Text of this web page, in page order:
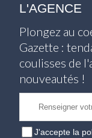
L'AGENCE
Plongez au
Gazette :
coulisses de
nouveautés !
J'accepte la